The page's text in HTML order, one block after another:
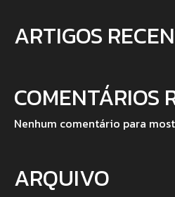
ARTIGOS
COMENTÁRIOS
Nenhum comentário para
ARQUIVO